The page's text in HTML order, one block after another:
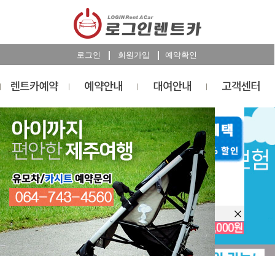
로그인 회원가입 예약확인
렌트카예약
RESERVATION
렌트카 예약하기
오늘 하루 이창을 열지 않습니다.